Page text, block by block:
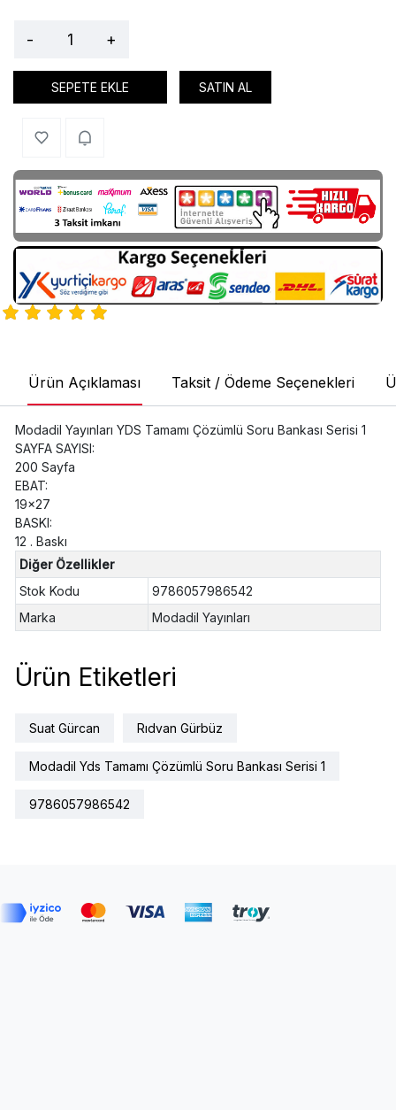
- +
SEPETE EKLE SATIN AL
Ürün Açıklaması Taksit / Ödeme Seçenekleri
Modadil Yayınları YDS Tamamı Çözümlü Soru Bankası Serisi 1
SAYFA SAYISI:
200 Sayfa
EBAT:
19x27
BASKI:
12 . Baskı
Diğer Özellikler
Stok Kodu
9786057986542
Marka
Modadil Yayınları
Ürün Etiketleri
Suat Gürcan Rıdvan Gürbüz
Modadil Yds Tamamı Çözümlü Soru Bankası Serisi 1
9786057986542